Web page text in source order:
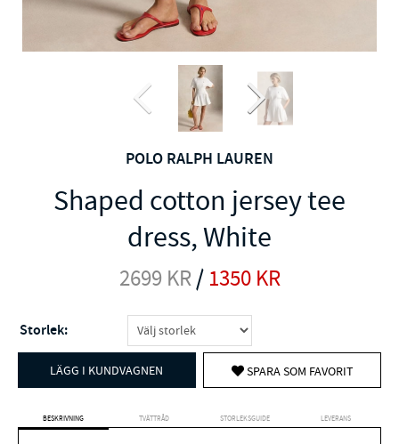
POLO RALPH LAUREN
Shaped cotton jersey tee
dress, White
2699 KR/ 1350KR
Storlek:
LÄGG I KUNDVAGNEN SPARA SOM FAVORIT
BESKRIVNING TVÄTTRÅD STORLEKSGUIDE LEVERANS